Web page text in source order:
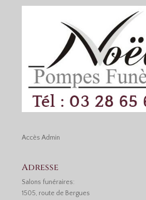
Accès Admin
Adresse
Salons funéraires:
1505, route de Bergues